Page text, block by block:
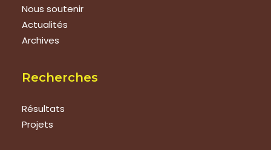
Nous soutenir
Actualités
Archives
Recherches
Résultats
Projets